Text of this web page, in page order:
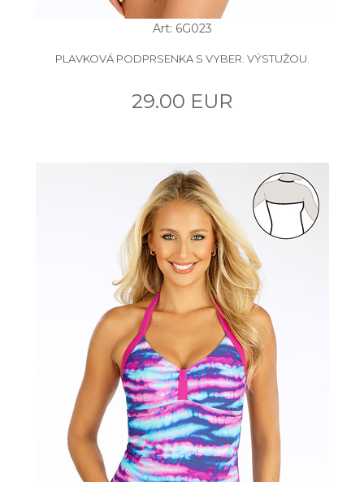
Art: 6G023
PLAVKOVÁ PODPRSENKA S VYBER. VÝSTUŽOU.
29.00 EUR